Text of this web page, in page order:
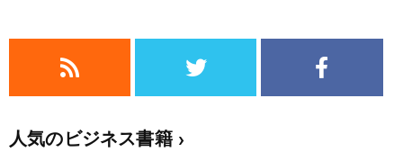
人気のビジネス書籍